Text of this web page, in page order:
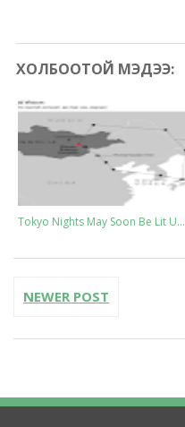
ХОЛБООТОЙ МЭДЭЭ:
Tokyo Nights May Soon Be Lit U...
NEWER POST